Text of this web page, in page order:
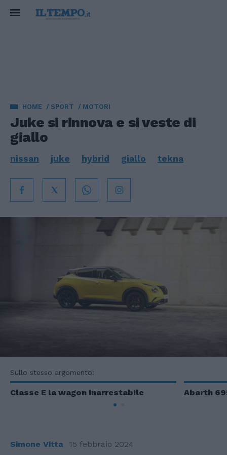
HOME SPORT MOTORI
Juke si rinnova e si veste di
giallo
nissan juke hybrid giallo tekna
Sullo stesso argomento:
Classe E la wagon inarrestabile Abarth
Simone Vitta 15 febbraio 2024